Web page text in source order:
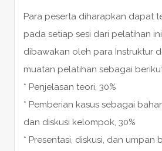
Para peserta diharapkan dapat
pada setiap sesi dari pelatihan
dibawakan oleh para Instruktur
muatan pelatihan sebagai
* Penjelasan teori, 30%
* Pemberian kasus sebagai
dan diskusi kelompok, 30%
* Presentasi, diskusi, dan umpan